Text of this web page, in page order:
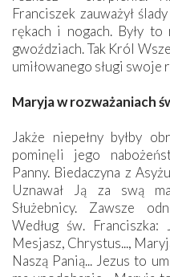
Franciszek zauważył
rękach i nogach. Były
gwoździach. Tak Król
umiłowanego sługi swoje
Maryja w rozważaniach
Jakże niepełny byłby
pominęli jego
Panny. Biedaczyna z
Uznawał Ją za swą
Służebnicy. Zawsze
Według św.
Mesjasz, Chrystus...,
Naszą Panią... Jezus to